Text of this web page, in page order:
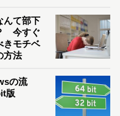
んて部下
今すぐ
きモチベ
方法
の流
版